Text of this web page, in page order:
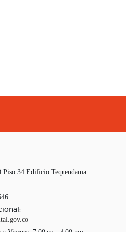
Piso 34 Edificio Tequendama